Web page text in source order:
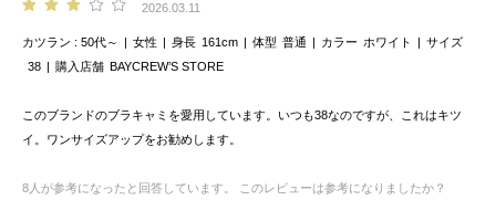
2026.03.11
カツラン 50代～ 女性 身長 161cm 体型 普通 カラー ホワイト
サイズ
38
購入店舗 BAYCREW’S STORE
このブランドのブラキャミを愛用しています。いつも38なのですが、これはキツ
イ。ワンサイズアップをお勧めします。
8 人が参考になったと回答しています。
このレビューは参考になりましたか？